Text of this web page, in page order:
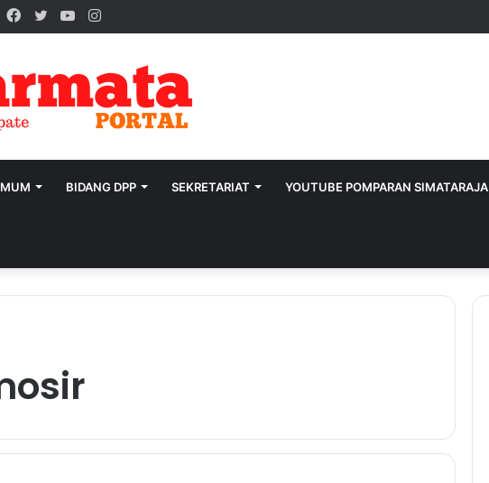
Facebook
TwitterYouTube
BIDANG DPP SEKRETARIAT YOUTUBE POMPARAN SIMATARAJA